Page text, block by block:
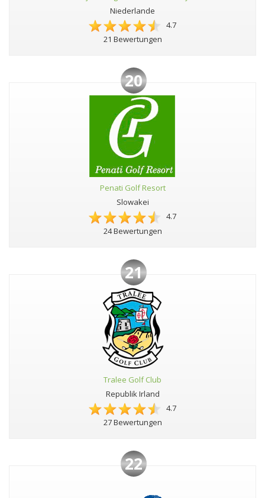
Niederlande
4.7
21 Bewertungen
20
Penati Golf Resort
Slowakei
4.7
24 Bewertungen
21
Tralee Golf Club
Republik Irland
4.7
27 Bewertungen
22